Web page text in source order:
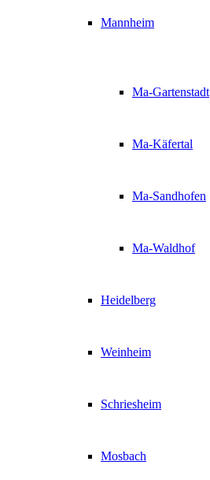
Mannheim
Ma-Gartenstadt
Ma-Käfertal
Ma-Sandhofen
Ma-Waldhof
Heidelberg
Weinheim
Schriesheim
Mosbach